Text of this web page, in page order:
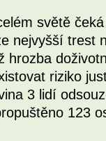
světě
nejvyšší trest
hrozba
riziko
3 lidí
123